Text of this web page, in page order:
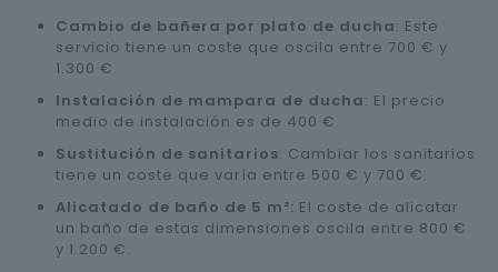
Cambio de bañera por plato de ducha: Este
servicio tiene un coste que oscila entre 700 € y
1.300 €.
Instalación de mampara de ducha: El precio
medio de instalación es de 400 €.
Sustitución de sanitarios: Cambiar los sanitarios
tiene un coste que varía entre 500 € y 700 €.
Alicatado de baño de 5 m²: El coste de alicatar
un baño de estas dimensiones oscila entre 800 €
y 1.200 €.